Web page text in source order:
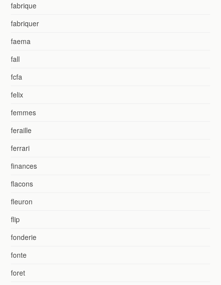
fabrique
fabriquer
faema
fall
fcfa
felix
femmes
feraille
ferrari
finances
flacons
fleuron
flip
fonderie
fonte
foret